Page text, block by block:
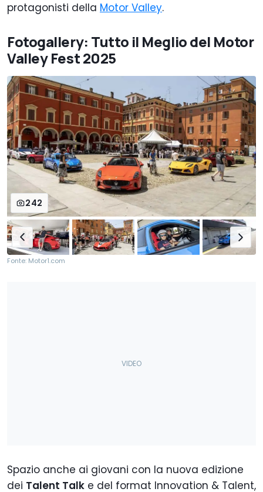
protagonisti della Motor Valley.
Fotogallery: Tutto il Meglio del Motor
Valley Fest 2025
242
Fonte: Motor1.com
Spazio anche ai giovani con la nuova edizione
dei Talent Talk e del format Innovation & Talent,